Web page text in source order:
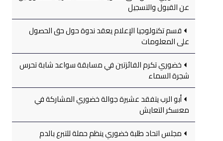
عن القبول والتسجيل
قسم تكنولوجيا الإعلام يعقد ندوة حول حق الحصول
على المعلومات
خضوري تكرم الفائزتين في مسابقة سواعد شابة تحرس
شجرة السماء
أبو الرب يتفقد عشيرة جوالة خضوري المشاركة في
معسكر التعايش
مجلس اتحاد طلبة خضوري ينظم حملة للتبرع بالدم